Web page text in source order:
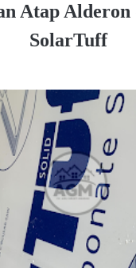
Atap Alderon
SolarTuff